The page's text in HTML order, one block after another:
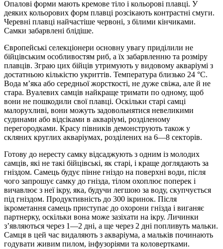
Опалові форми мають кремове тіло і кольорові плавці. У
деяких кольорових форм плавці розсікають контрастні смуги.
Черевні плавці найчастіше червоні, з білими кінчиками.
Самки забарвлені блідіше.
Європейські селекціонери основну увагу приділили не
бійцівським особливостям риб, а їх забарвленню та розміру
плавців. Зграю цих бійців утримують у видовому акваріумі з
достатньою кількістю укриттів. Температура близько 24 °С.
Вода м’яка або середньої жорсткості, не дуже свіжа, але й не
стара. Вуалевих самців найкраще тримати по одному, щоб
вони не пошкодили свої плавці. Оскільки старі самці
малорухливі, вони можуть задовольнятися невеликими
судинами або відсіками в акваріумі, розділеному
перегородками. Красу півників демонструють також у
скляних круглих акваріумах, розділених на 6—8 секторів.
Готову до нересту самку відсаджують з одним із молодих
самців, які не такі бійцівські, як старі, і краще доглядають за
гніздом. Самець будує пінне гніздо на поверхні води, після
чого запрошує самку до гнізда, тілом охоплює поперек і
вичавлює з неї ікру, яка, будучи легшою за воду, скупчується
під гніздом. Продуктивність до 300 ікринок. Після
ікрометання самець приступає до охорони гнізда і виганяє
партнерку, оскільки вона може зазіхати на ікру. Личинки
з’являються через 1—2 дні, а ще через 2 дні попливуть мальки.
Самця в цей час видаляють з акваріума, а мальків починають
годувати живим пилом, інфузоріями та коловертками.